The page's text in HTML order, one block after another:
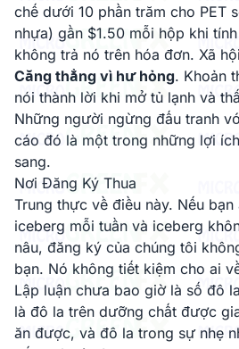
chế dưới 10 phần trăm cho PET
nhựa) gần $1.50 mỗi hộp khi
không trả nó trên hóa đơn. Xã
Căng thẳng vì hư hỏng. Khoản
nói thành lời khi mở tủ lạnh và
Những người ngừng đấu tranh
cáo đó là một trong những lợi
sang.
Nơi Đăng Ký Thua
Trung thực về điều này. Nếu
iceberg mỗi tuần và iceberg
nâu, đăng ký của chúng tôi
bạn. Nó không tiết kiệm cho ai
Lập luận chưa bao giờ là số đô
là đô la trên dưỡng chất được
ăn được, và đô la trong sự nhẹ